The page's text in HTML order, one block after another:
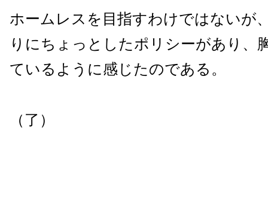
ホームレスを目指すわけではないが
りにちょっとしたポリシーがあり、
ているように感じたのである。
（了）